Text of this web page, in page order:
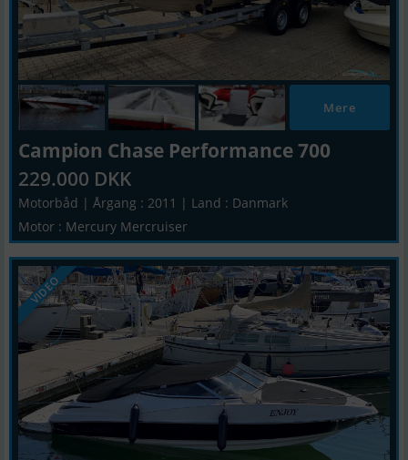
Mere
Campion Chase Performance 700
229.000 DKK
Motorbåd | Årgang : 2011 | Land : Danmark
Motor : Mercury Mercruiser
VIDEO